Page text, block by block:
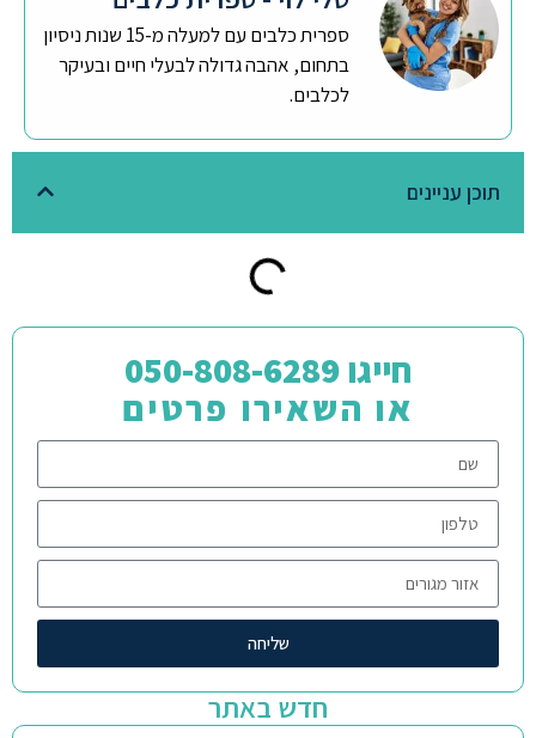
תוכן עניינים
חייגו 050-808-6289
או השאירו פרטים
שליחה
חדש באתר
ספרית כלבים עם למעלה מ-15 שנות ניסיון
בתחום, אהבה גדולה לבעלי חיים ובעיקר
לכלבים.